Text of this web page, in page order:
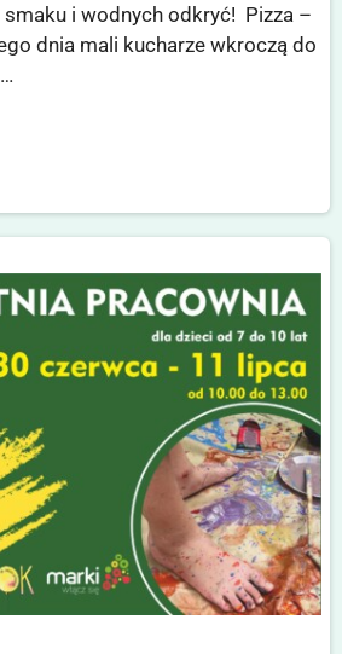
i wodnych odkryć! Pizza –
dnia mali kucharze wkroczą do